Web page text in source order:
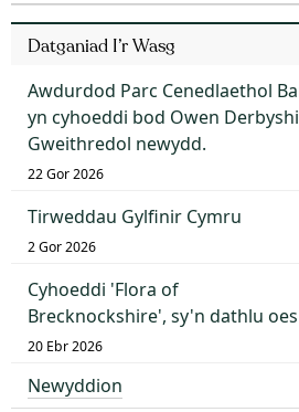
Datganiad I’r Wasg
Awdurdod Parc Cenedlaethol
yn cyhoeddi bod Owen
Gweithredol newydd.
22 Gor 2026
Tirweddau Gylfinir Cymru
2 Gor 2026
Cyhoeddi 'Flora of
Brecknockshire', sy'n dathlu
20 Ebr 2026
Newyddion